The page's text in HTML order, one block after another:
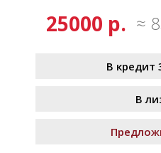
25000 р. ≈
В кредит
В